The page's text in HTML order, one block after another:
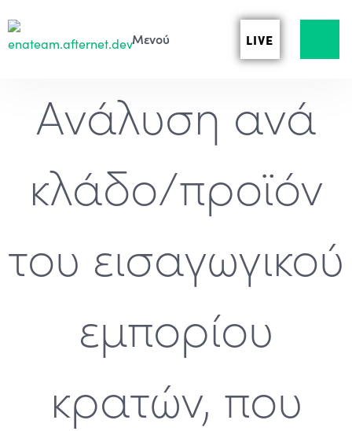
LIVE
Ανάλυση ανά
κλάδο/προϊόν
του εισαγωγικού
εμπορίου
κρατών, που